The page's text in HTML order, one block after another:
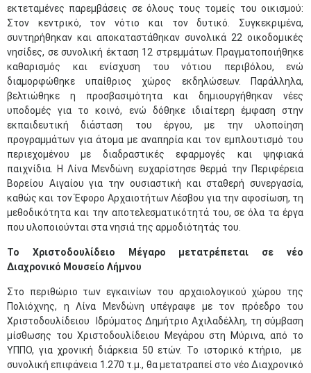
εκτεταμένες παρεμβάσεις σε όλους τους τομείς του οικισμού:
Στον κεντρικό, τον νότιο και τον δυτικό. Συγκεκριμένα,
συντηρήθηκαν και αποκαταστάθηκαν συνολικά 22 οικοδομικές
νησίδες, σε συνολική έκταση 12 στρεμμάτων. Πραγματοποιήθηκε
καθαρισμός και ενίσχυση του νότιου περιβόλου, ενώ
διαμορφώθηκε υπαίθριος χώρος εκδηλώσεων. Παράλληλα,
βελτιώθηκε η προσβασιμότητα και δημιουργήθηκαν νέες
υποδομές για το κοινό, ενώ δόθηκε ιδιαίτερη έμφαση στην
εκπαιδευτική διάσταση του έργου, με την υλοποίηση
προγραμμάτων για άτομα με αναπηρία και τον εμπλουτισμό του
περιεχομένου με διαδραστικές εφαρμογές και ψηφιακά
παιχνίδια. Η Λίνα Μενδώνη ευχαρίστησε θερμά την Περιφέρεια
Βορείου Αιγαίου για την ουσιαστική και σταθερή συνεργασία,
καθώς και τον Έφορο Αρχαιοτήτων Λέσβου για την αφοσίωση, τη
μεθοδικότητα και την αποτελεσματικότητά του, σε όλα τα έργα
που υλοποιούνται στα νησιά της αρμοδιότητάς του.
Το Χριστοδουλίδειο Μέγαρο μετατρέπεται σε νέο
Διαχρονικό Μουσείο Λήμνου
Στο περιθώριο των εγκαινίων του αρχαιολογικού χώρου της
Πολιόχνης, η Λίνα Μενδώνη υπέγραψε με τον πρόεδρο του
Χριστοδουλίδειου Ιδρύματος Δημήτριο Αχιλαδέλλη, τη σύμβαση
μίσθωσης του Χριστοδουλίδειου Μεγάρου στη Μύρινα, από το
ΥΠΠΟ, για χρονική διάρκεια 50 ετών. Το ιστορικό κτήριο, με
συνολική επιφάνεια 1.270 τ.μ., θα μετατραπεί στο νέο Διαχρονικό